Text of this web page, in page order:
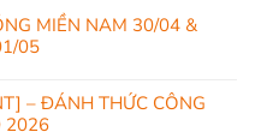
MIỀN NAM 30/04 &
05
– ĐÁNH THỨC CÔNG
2026